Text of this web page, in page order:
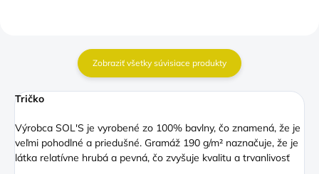
Zobraziť všetky súvisiace produkty
Tričko
Výrobca SOL'S je vyrobené zo 100% bavlny, čo znamená, že je
veľmi pohodlné a priedušné. Gramáž 190 g/m² naznačuje, že je
látka relatívne hrubá a pevná, čo zvyšuje kvalitu a trvanlivosť